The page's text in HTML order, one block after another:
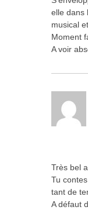
elle dans
musical
Moment
A voir
Très bel
Tu
tant de
A défaut